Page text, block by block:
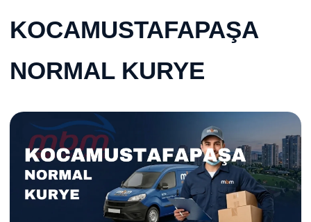
KOCAMUSTAFAPAŞA
NORMAL KURYE